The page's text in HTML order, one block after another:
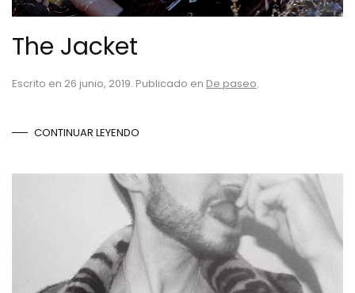
The Jacket
Escrito en 26 junio, 2019. Publicado en De paseo.
CONTINUAR LEYENDO